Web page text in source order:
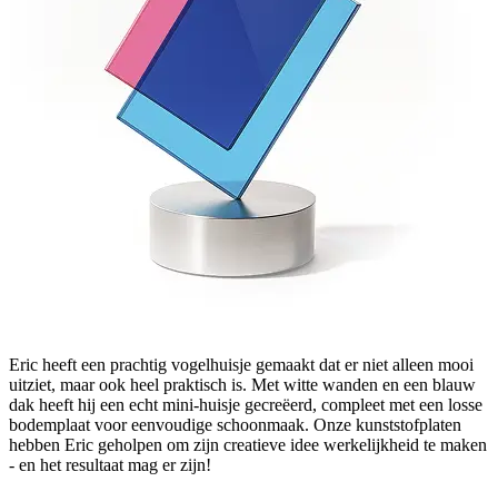
Eric heeft een prachtig vogelhuisje gemaakt dat er niet alleen mooi
uitziet, maar ook heel praktisch is. Met witte wanden en een blauw
dak heeft hij een echt mini-huisje gecreëerd, compleet met een losse
bodemplaat voor eenvoudige schoonmaak. Onze kunststofplaten
hebben Eric geholpen om zijn creatieve idee werkelijkheid te maken
- en het resultaat mag er zijn!